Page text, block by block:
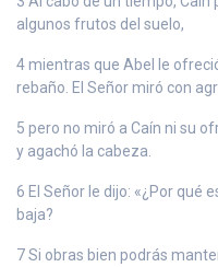
algunos frutos del suelo,
4 mientras que Abel le
rebaño. El Señor miró con
5 pero no miró a Caín ni su
y agachó la cabeza.
6 El Señor le dijo: «¿Por qué
baja?
7 Si obras bien podrás